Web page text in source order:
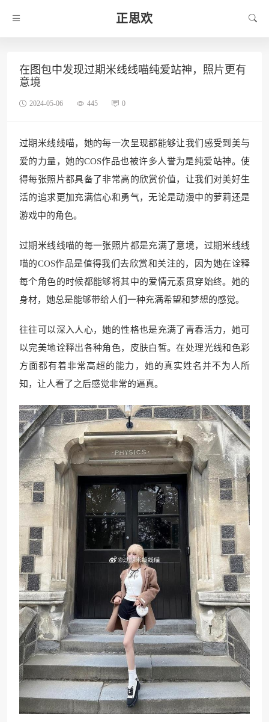
正思欢
在图包中发现过期米线线喵纯爱站神，照片更有
意境
2024-05-06 445 0
过期米线线喵，她的每一次呈现都能够让我们感受到美与
爱的力量，她的COS作品也被许多人誉为是纯爱站神。使
得每张照片都具备了非常高的欣赏价值，让我们对美好生
活的追求更加充满信心和勇气，无论是动漫中的萝莉还是
游戏中的角色。
过期米线线喵的每一张照片都是充满了意境，过期米线线
喵的COS作品是值得我们去欣赏和关注的，因为她在诠释
每个角色的时候都能够将其中的爱情元素贯穿始终。她的
身材，她总是能够带给人们一种充满希望和梦想的感觉。
往往可以深入人心，她的性格也是充满了青春活力，她可
以完美地诠释出各种角色，皮肤白皙。在处理光线和色彩
方面都有着非常高超的能力，她的真实姓名并不为人所
知，让人看了之后感觉非常的逼真。